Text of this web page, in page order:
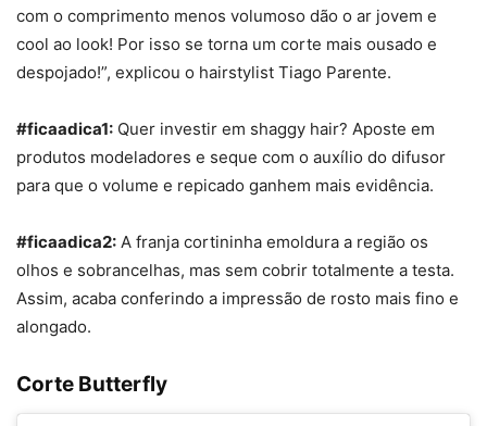
com o comprimento menos volumoso dão o ar jovem e
cool ao look! Por isso se torna um corte mais ousado e
despojado!”, explicou o hairstylist Tiago Parente.
#ficaadica1: Quer investir em shaggy hair? Aposte em
produtos modeladores e seque com o auxílio do difusor
para que o volume e repicado ganhem mais evidência.
#ficaadica2: A franja cortininha emoldura a região os
olhos e sobrancelhas, mas sem cobrir totalmente a testa.
Assim, acaba conferindo a impressão de rosto mais fino e
alongado.
Corte Butterfly